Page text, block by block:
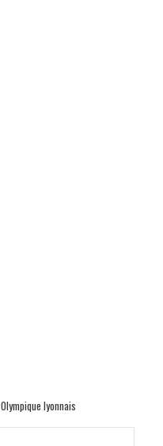
Olympique lyonnais